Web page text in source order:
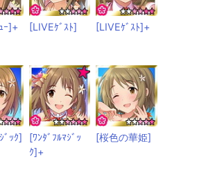
ｰ]+ [LIVEｹﾞｽﾄ] [LIVEｹﾞｽﾄ]+
ﾞｯｸ]
[ﾜﾝﾀﾞﾌﾙﾏｼﾞｯ
ｸ]+
[桜色の華姫]